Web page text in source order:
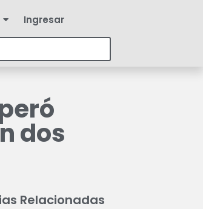
Ingresar
dos
Relacionadas